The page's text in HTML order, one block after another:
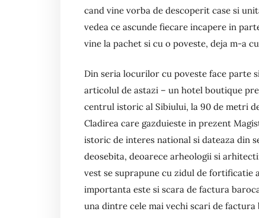
cand vine vorba de descoperit case si
vedea ce ascunde fiecare incapere in
vine la pachet si cu o poveste, deja m-a
Din seria locurilor cu poveste face parte si
articolul de astazi – un hotel boutique
centrul istoric al Sibiului, la 90 de metri
Cladirea care gazduieste in prezent
istoric de interes national si dateaza din
deosebita, deoarece arheologii si
vest se suprapune cu zidul de fortificatie
importanta este si scara de factura
una dintre cele mai vechi scari de